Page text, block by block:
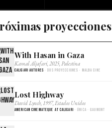
proyecciones
With Hasan in Gaza
Kamal Aljafari, 2025, Palestina
Caligari Autores · Dos proyecciones · Malba Cine
Lost Highway
David Lynch, 1997, Estados Unidos
American Cinemateque at Caligari · Única · Gaumont